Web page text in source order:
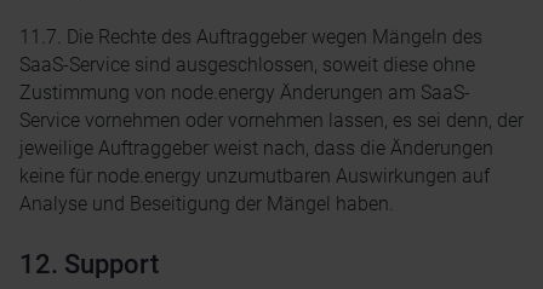
11.7. Die Rechte des Auftraggeber wegen Mängeln des
SaaS-Service sind ausgeschlossen, soweit diese ohne
Zustimmung von node.energy Änderungen am SaaS-
Service vornehmen oder vornehmen lassen, es sei denn, der
jeweilige Auftraggeber weist nach, dass die Änderungen
keine für node.energy unzumutbaren Auswirkungen auf
Analyse und Beseitigung der Mängel haben.
12. Support